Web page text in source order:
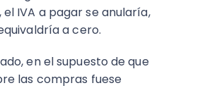
IVA a pagar se anularía,
a cero.
en el supuesto de que
las compras fuese